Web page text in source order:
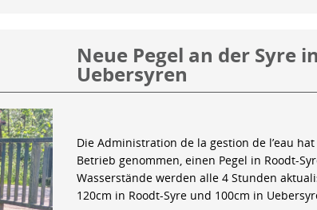
Neue Pegel an der Syre
Uebersyren
Die Administration de la gestion de l’eau
Betrieb genommen, einen Pegel in Roodt-
Wasserstände werden alle 4 Stunden
120cm in Roodt-Syre und 100cm in